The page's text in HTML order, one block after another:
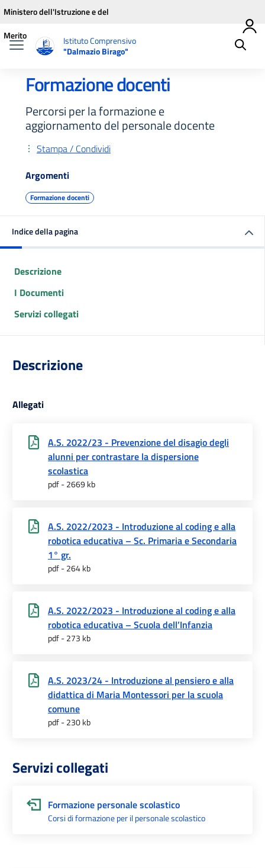
Vai ai contenuti
Vai al menu di navigazione
Vai al footer
Ministero dell'Istruzione e del
Merito
Istituto Comprensivo
"Dalmazio Birago"
Formazione docenti
Percorsi per la formazione e
aggiornamento del personale docente
Stampa / Condividi
Argomenti
Formazione docenti
Indice della pagina
Descrizione
I Documenti
Servizi collegati
Descrizione
Allegati
A.S. 2022/23 - Prevenzione del disagio degli
alunni per contrastare la dispersione
scolastica
pdf - 2669 kb
A.S. 2022/2023 - Introduzione al coding e alla
robotica educativa – Sc. Primaria e Secondaria
1° gr.
pdf - 264 kb
A.S. 2022/2023 - Introduzione al coding e alla
robotica educativa – Scuola dell’Infanzia
pdf - 273 kb
A.S. 2023/24 - Introduzione al pensiero e alla
didattica di Maria Montessori per la scuola
comune
pdf - 230 kb
Servizi collegati
Formazione personale scolastico
Corsi di formazione per il personale scolastico